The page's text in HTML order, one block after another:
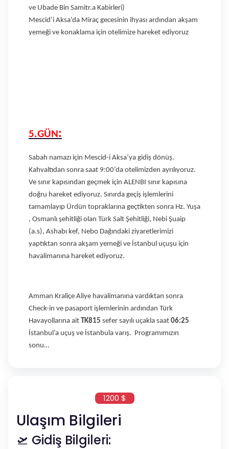
ve Ubade Bin Samitr.a Kabirleri)
Mescid’i Aksa’da Miraç gecesinin ihyası ardından akşam
yemeği ve konaklama için otelimize hareket ediyoruz
5.GÜN:
Sabah namazı için Mescid-i Aksa’ya gidiş dönüş.
Kahvaltıdan sonra saat 9:00’da otelimizden ayrılıyoruz.
Ve sınır kapısından geçmek için ALENBI sınır kapısına
doğru hareket ediyoruz. Sınırda geçiş işlemlerini
tamamlayıp Ürdün topraklarına geçtikten sonra Hz. Yuşa
, Osmanlı şehitliği olan Türk Salt Şehitliği, Nebi Şuaip
(a.s), Ashabı kef, Nebo Dağındaki ziyaretlerimizi
yaptıktan sonra akşam yemeği ve İstanbul uçuşu için
havalimanına hareket ediyoruz.
Amman Kraliçe Aliye havalimanına vardıktan sonra
Check-in ve pasaport işlemlerinin ardından Türk
Havayollarına ait
TK815 sefer sayılı uçakla saat 06:25
İstanbul’a uçuş ve İstanbula varış. Programımızın
sonu…
1200 $
Ulaşım Bilgileri
🛫 Gidiş Bilgileri: